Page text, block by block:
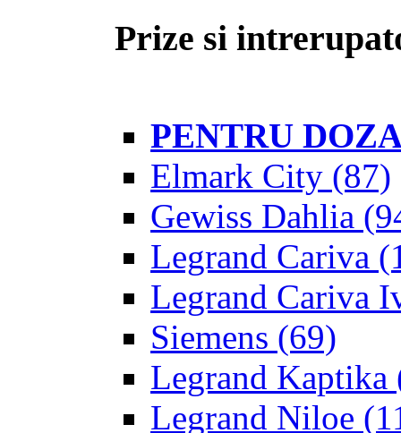
Prize si
PENTRU
Elmark City (87)
Gewiss Dahlia
Legrand Cariva
Legrand Cariva
Siemens (69)
Legrand Kaptika
Legrand Niloe